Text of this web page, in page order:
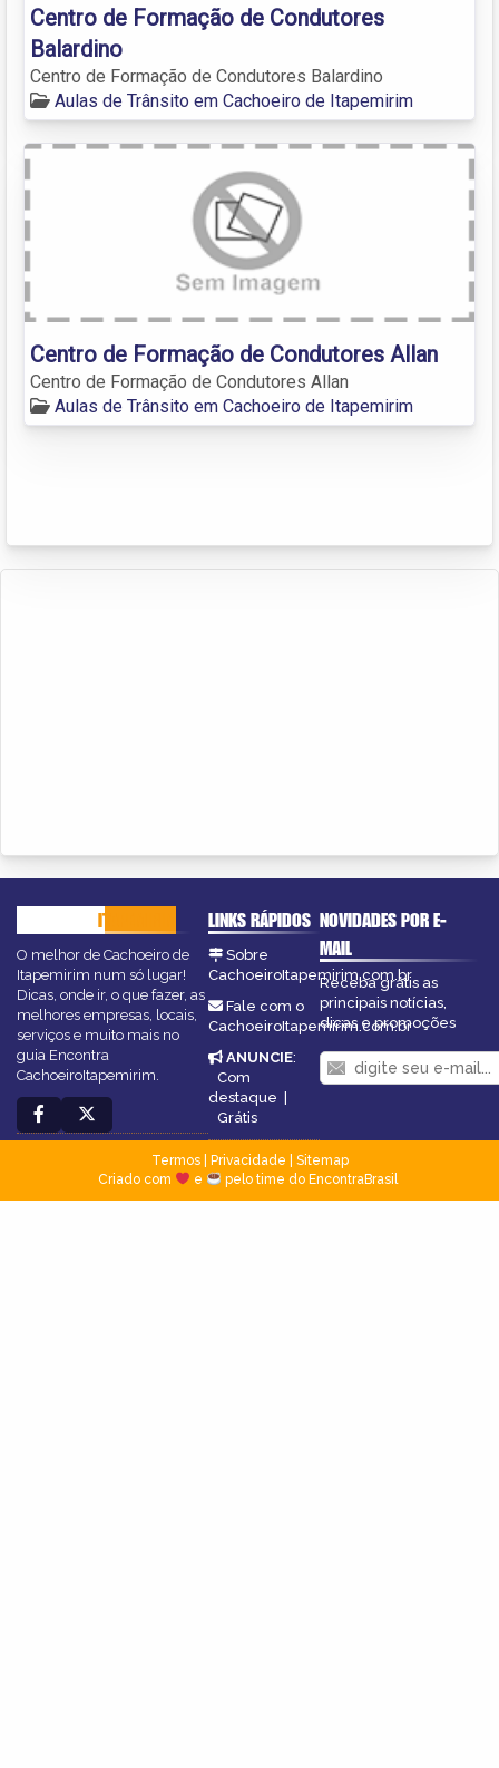
Centro de Formação de Condutores
Balardino
Centro de Formação de Condutores Balardino
Aulas de Trânsito em Cachoeiro de Itapemirim
Centro de Formação de Condutores Allan
Centro de Formação de Condutores Allan
Aulas de Trânsito em Cachoeiro de Itapemirim
ITAPEMIRIM
O melhor de Cachoeiro de
Itapemirim num só lugar!
Dicas, onde ir, o que fazer, as
melhores empresas, locais,
serviços e muito mais no
guia Encontra
CachoeiroItapemirim.
LINKS RÁPIDOS
Sobre
CachoeiroItapemirim.com.br
Fale com o
CachoeiroItapemirim.com.br
ANUNCIE:
Com
destaque |
Grátis
NOVIDADES POR E-
MAIL
Receba grátis as
principais notícias,
dicas e promoções
Termos| Privacidade
Sitemap
Criado com
e pelo time do EncontraBrasil